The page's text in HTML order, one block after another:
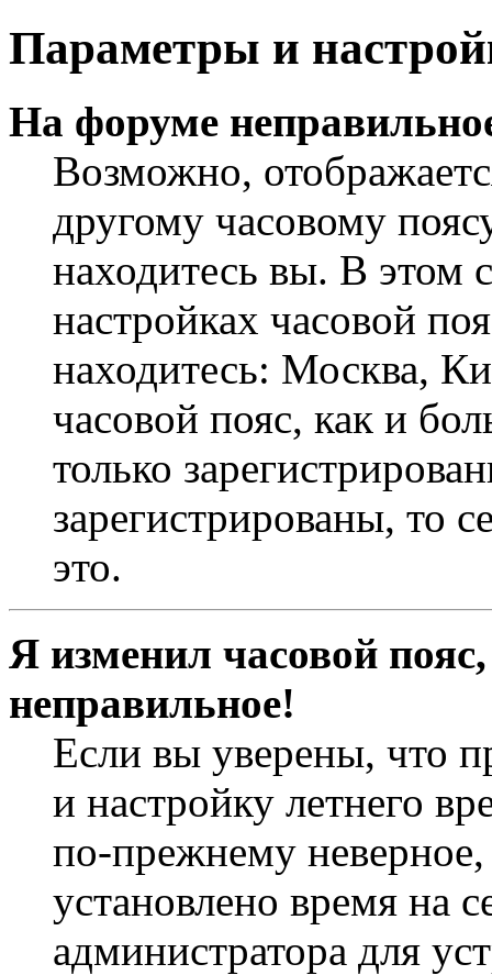
Параметры и
На форуме
Возможно,
другому часовому
находитесь вы. В этом
настройках часовой
находитесь: Москва,
часовой пояс, как и
только
зарегистрированы, то
это.
Я изменил часовой
неправильное!
Если вы уверены, что
и настройку летнего
по-прежнему неверное,
установлено время на
администратора для